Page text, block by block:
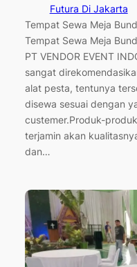
Futura Di Jakarta
Tempat Sewa Meja
Tempat Sewa Meja
PT VENDOR EVENT
sangat
alat pesta, tentunya
disewa sesuai dengan
custemer.Produk-
terjamin akan
dan…